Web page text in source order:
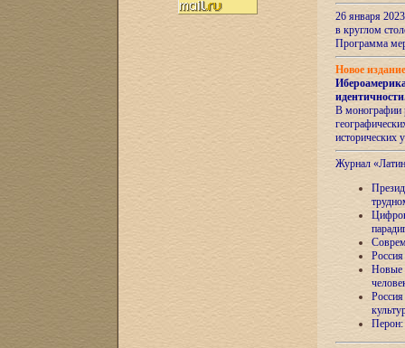
26 января
в круглом
Программа
Новое
идентичности
В монографии
исторических
Журнал
Новые
Перон: